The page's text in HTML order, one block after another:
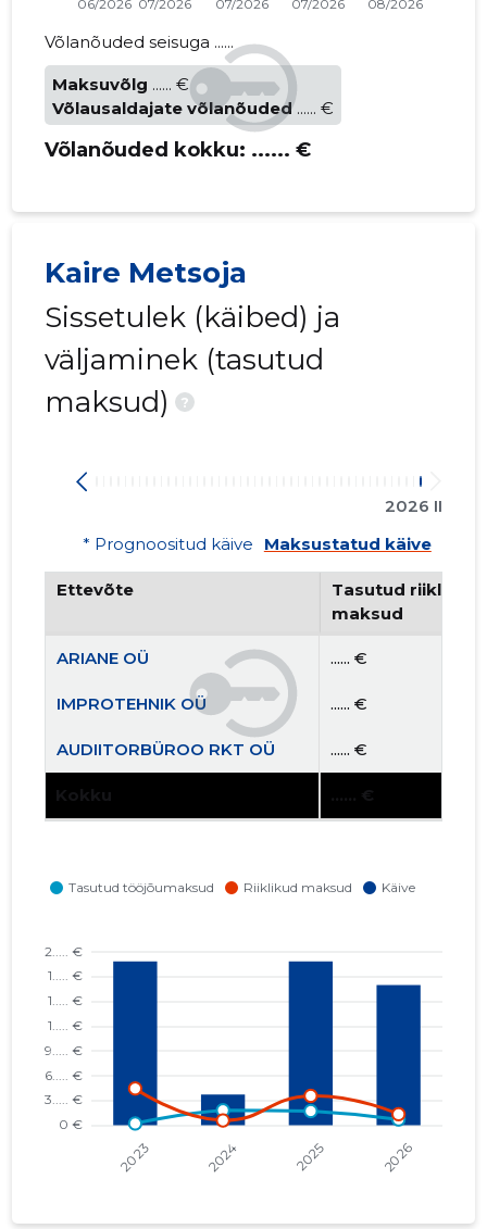
Võlanõuded seisuga ......
Maksuvõlg ...... €
Võlausaldajate võlanõuded ...... €
Võlanõuded kokku: ...... €
Kaire Metsoja
Sissetulek (käibed) ja
väljaminek (tasutud
maksud)
?
2026 II
* Prognoositud käive
Maksustatud käive
Ettevõte
Tasutud riiklikud
maksud
ARIANE OÜ ...... €
IMPROTEHNIK OÜ ...... €
AUDIITORBÜROO RKT OÜ ...... €
Kokku ...... €